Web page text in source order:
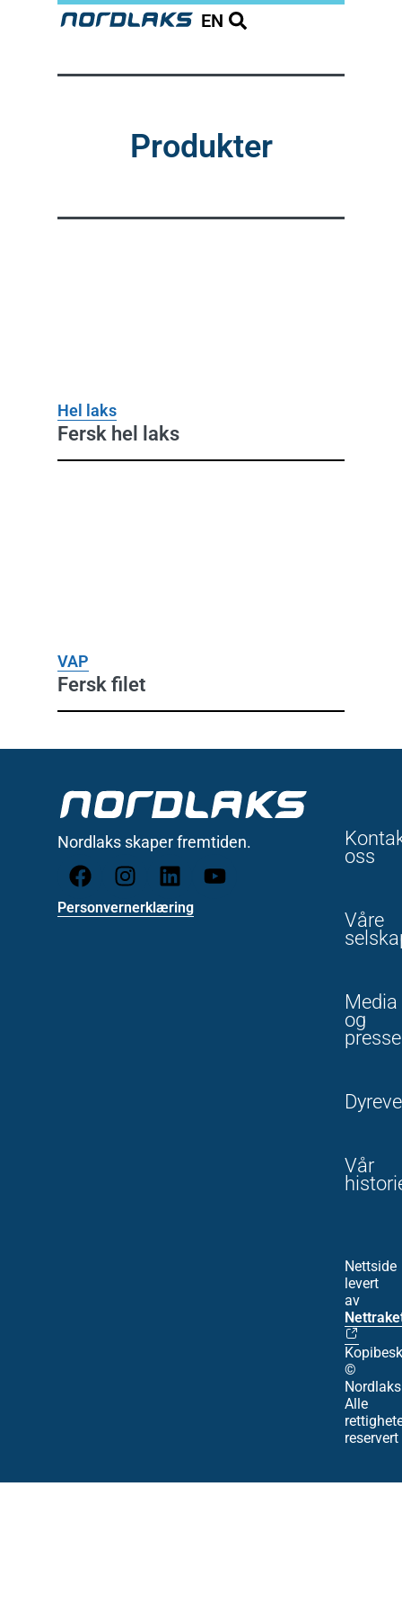
EN
Produkter
Hel laks
Fersk hel laks
VAP
Fersk filet
Nordlaks skaper fremtiden.
Personvernerklæring
oss
Våre
Media
og
presse
Vår
Nettside
levert
av
©
Alle
reservert